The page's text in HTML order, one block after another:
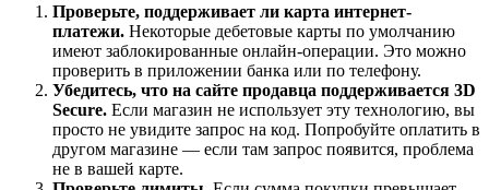
Проверьте, поддерживает ли карта интернет-
платежи. Некоторые дебетовые карты по умолчанию
имеют заблокированные онлайн-операции. Это можно
проверить в приложении банка или по телефону.
Убедитесь, что на сайте продавца поддерживается 3D
Secure. Если магазин не использует эту технологию, вы
просто не увидите запрос на код. Попробуйте оплатить в
другом магазине — если там запрос появится, проблема
не в вашей карте.